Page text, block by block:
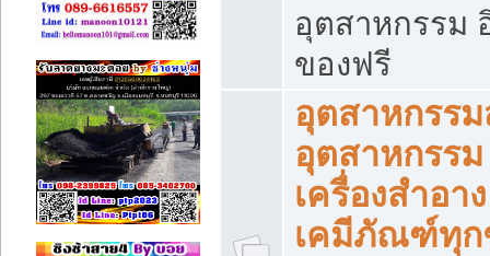
อุตสาหกรรม
ของฟรี
อุตสาหกรรม
อุตสาหกรรม
เครื่องสำอา
เคมีภัณฑ์ทุ